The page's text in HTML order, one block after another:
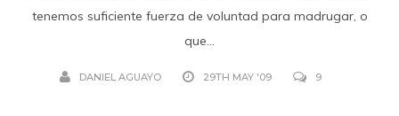
tenemos suficiente fuerza de voluntad para madrugar, o
que...
DANIEL AGUAYO 29TH MAY '09 9